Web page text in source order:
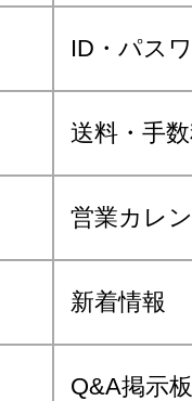
ID・パス
送料・手
営業カレ
新着情報
Q&A掲示板